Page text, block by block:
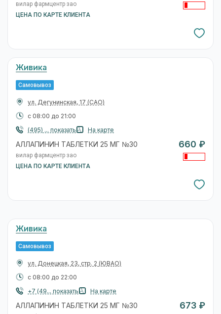
вилар фармцентр зао
ЦЕНА ПО КАРТЕ КЛИЕНТА
Живика
Самовывоз
ул. Дегунинская, 17 (САО)
с 08:00 до 21:00
(495) ... показать
На карте
АЛЛАПИНИН ТАБЛЕТКИ 25 МГ №30
вилар фармцентр зао
ЦЕНА ПО КАРТЕ КЛИЕНТА
660 ₽
Живика
Самовывоз
ул. Донецкая, 23, стр. 2 (ЮВАО)
с 08:00 до 22:00
+7 (49... показать
На карте
АЛЛАПИНИН ТАБЛЕТКИ 25 МГ №30 673 ₽